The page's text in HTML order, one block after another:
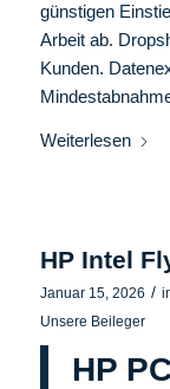
günstigen
Arbeit ab.
Kunden.
Weiterlesen
HP Intel
Januar 15, 2026 /
Unsere Beileger
HP